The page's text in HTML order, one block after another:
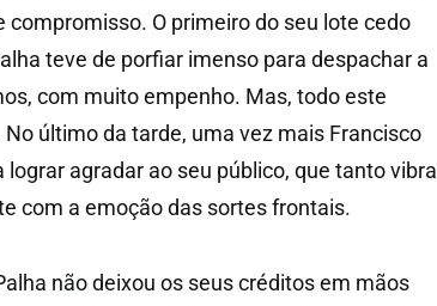
O primeiro do seu lote cedo
teve de porfiar imenso para despachar a
com muito empenho. Mas, todo este
último da tarde, uma vez mais Francisco
agradar ao seu público, que tanto vibra
com a emoção das sortes frontais.
não deixou os seus créditos em mãos